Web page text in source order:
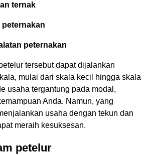
ternak
peternakan
tersebut dapat dijalankan
mulai dari skala kecil hingga skala
usaha tergantung pada modal,
Anda. Namun, yang
usaha dengan tekun dan
meraih kesuksesan.
petelur